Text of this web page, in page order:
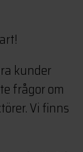
kunder
frågor om
Vi finns